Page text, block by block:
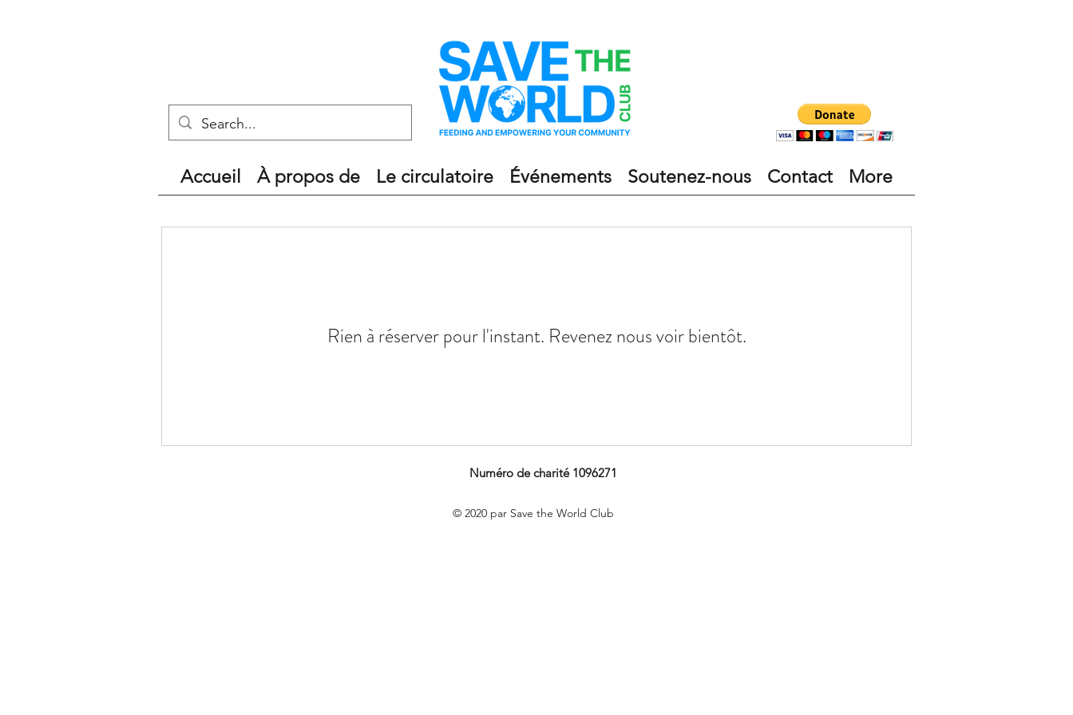
Accueil À propos de Le circulatoire Événements Soutenez-nous Contact More
Rien à réserver pour l'instant. Revenez nous voir bientôt.
Numéro de charité 1096271
© 2020 par Save the World Club